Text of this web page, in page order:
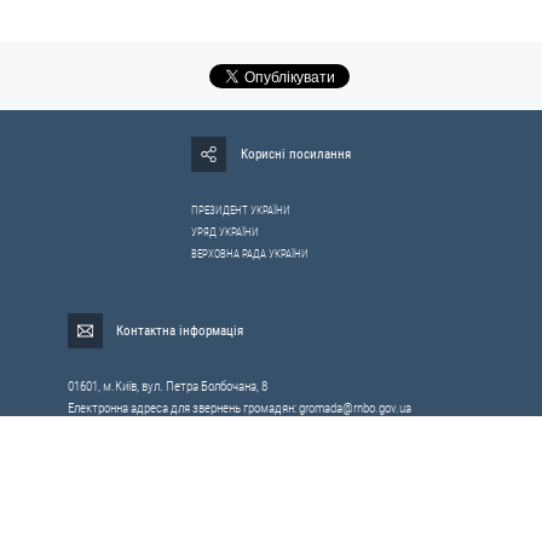
Корисні посилання
ПРЕЗИДЕНТ УКРАЇНИ
УРЯД УКРАЇНИ
ВЕРХОВНА РАДА УКРАЇНИ
Контактна інформація
01601, м.Київ, вул. Петра Болбочана, 8
Електронна адреса для звернень громадян:gromada@rnbo.gov.ua